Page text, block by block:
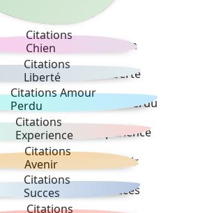
Citations
Chien
Citations
Liberté
Citations Amour
Perdu
Citations
Experience
Citations
Avenir
Citations
Succes
Citations